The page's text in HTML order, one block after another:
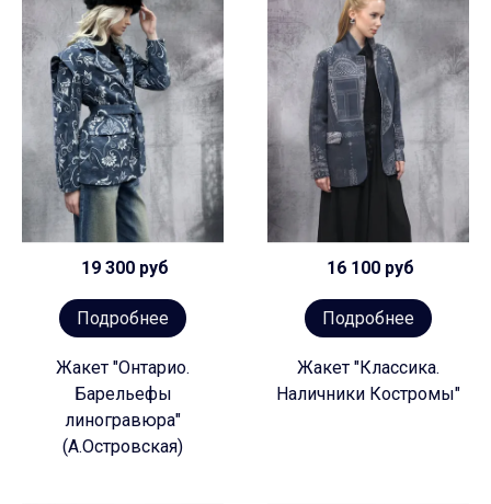
19 300 руб
Подробнее
Жакет "Онтарио.
Барельефы
линогравюра"
(А.Островская)
16 100 руб
Подробнее
Жакет "Классика.
Наличники Костромы"